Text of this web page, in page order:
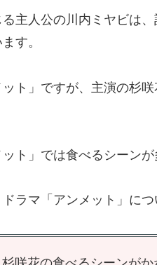
主人公の川内ミヤビは
す。
ト」ですが、主演の杉
ト」では食べるシーン
ラマ「アンメット」に